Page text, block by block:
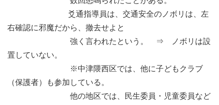
爻通指導員は、交通安全のノボリは、左
右確認に邪魔だから、撤去せよと
強く言われたという。 ⇒ ノボリは設
置していない。
※中津隈西区では、他に子どもクラブ
（保護者）も参加している。
他の地区では、民生委員・児童委員など